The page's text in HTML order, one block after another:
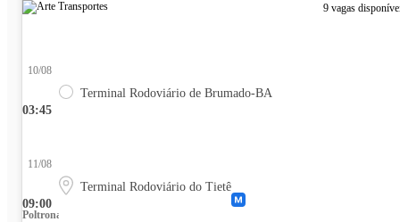
9 vagas
03:45
10/08
Terminal Rodoviário de Brumado-BA
09:00
11/08
Terminal Rodoviário do Tietê
Poltrona